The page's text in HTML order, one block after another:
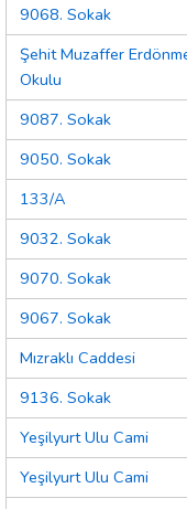
9068. Sokak
Şehit Muzaffer
Okulu
9087. Sokak
9050. Sokak
133/A
9032. Sokak
9070. Sokak
9067. Sokak
Mızraklı Caddesi
9136. Sokak
Yeşilyurt Ulu Cami
Yeşilyurt Ulu Cami